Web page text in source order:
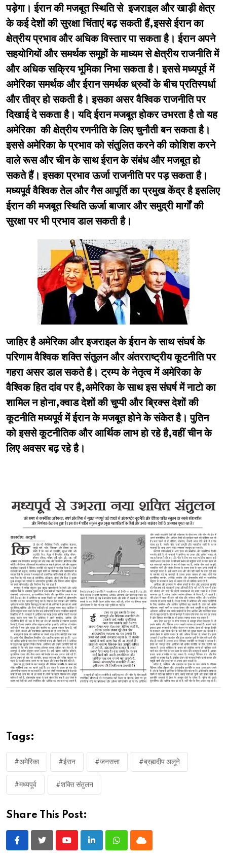
पड़ेगा। ईरान की मजबूत स्थिति से इजराइल और खाड़ी क्षेत्र
के कई देशों की सुरक्षा चिंताएं बढ़ सकती हैं,इससे ईरान का
क्षेत्रीय प्रभाव और अधिक विस्तार पा सकता है। ईरान अपने
सहयोगियों और समर्थक समूहों के माध्यम से क्षेत्रीय राजनीति में
और अधिक सक्रिय भूमिका निभा सकता है। इससे मध्यपूर्व में
अमेरिका समर्थक और ईरान समर्थक ध्रुवों के बीच प्रतिस्पर्धा
और तीव्र हो सकती है। इसका असर वैश्विक राजनीति पर
दिखाई दे सकता है। यदि ईरान मजबूत होकर उभरता है तो यह
अमेरिका की क्षेत्रीय रणनीति के लिए चुनौती बन सकता है।
इससे अमेरिका के प्रभाव को संतुलित करने की कोशिश करने
वाले रूस और चीन के साथ ईरान के संबंध और मजबूत हो
सकते हैं। इसका प्रभाव ऊर्जा राजनीति पर पड़ सकता है।
मध्यपूर्व वैश्विक तेल और गैस आपूर्ति का प्रमुख केंद्र है इसलिए
ईरान की मजबूत स्थिति ऊर्जा बाजार और समुद्री मार्गों की
सुरक्षा पर भी प्रभाव डाल सकती है।
जाहिर है अमेरिका और इजराइल के ईरान के साथ संघर्ष के
परिणाम वैश्विक शक्ति संतुलन और अंतरराष्ट्रीय कूटनीति पर
गहरा असर डाल सकते है। ट्रम्प के नेतृत्व में अमेरिका के
वैश्विक हित दांव पर है,अमेरिका के साथ इस संघर्ष में नाटो का
शामिल न होना,क्वाड देशों की चुप्पी और ब्रिक्स देशों की
कूटनीति मध्यपूर्व में ईरान के मजबूत होने के संकेत है। पुतिन
को इससे कूटनीतिक और आर्थिक लाभ हो रहे है,वहीं चीन के
लिए अवसर बढ़ रहे है।
Tags:
#अमेरिका #ईरान #जनसत्ता #ब्रह्मदीप अलूने
#मध्यपूर्व #शक्ति संतुलन
Share This Post:
YoutubeLinkedInWhatsappCloud